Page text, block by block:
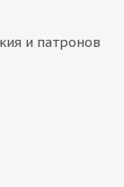
и патронов